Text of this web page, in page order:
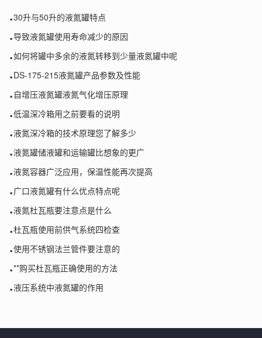
.30升与50升的液氮罐特点
.导致液氮罐使用寿命减少的原因
.如何将罐中多余的液氮转移到少量液氮罐中呢
.DS-175-215液氮罐产品参数及性能
. 自增压液氮罐液氮气化增压原理
.低温深冷箱用之前要看的说明
.液氮深冷箱的技术原理您了解多少
.液氮罐储液罐和运输罐比想象的更广
.液氮容器广泛应用，保温性能再次提高
.广口液氮罐有什么优点特点呢
.液氮杜瓦瓶要注意点是什么
.杜瓦瓶使用前供气系统四检查
.使用不锈钢法兰管件要注意的
.**购买杜瓦瓶正确使用的方法
.液压系统中液氮罐的作用